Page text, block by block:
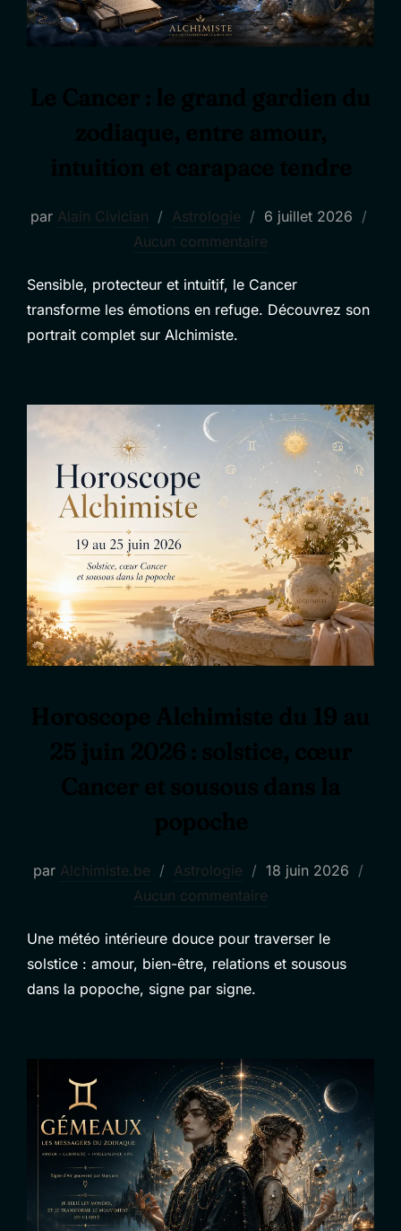
par Alain Civician Astrologie
Publié
le
6 juillet 2026
Aucun commentaire
Sensible, protecteur et intuitif, le Cancer
transforme les émotions en refuge. Découvrez son
portrait complet sur Alchimiste.
par Alchimiste.be Astrologie
Publié
le
18 juin 2026
Aucun commentaire
Une météo intérieure douce pour traverser le
solstice : amour, bien-être, relations et sousous
dans la popoche, signe par signe.